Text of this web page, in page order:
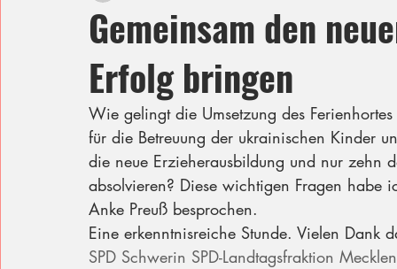
Gemeinsam den
Erfolg bringen
Wie gelingt die Umsetzung des
für die Betreuung der ukrainischen Kinder
die neue Erzieherausbildung und nur
absolvieren? Diese wichtigen Fragen
Anke Preuß besprochen.
Eine erkenntnisreiche Stunde. Vielen
SPD Schwerin SPD-Landtagsfraktion